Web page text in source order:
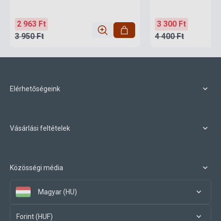
2 963 Ft
3 950 Ft
3 300 Ft
4 400 Ft
Elérhetőségeink
Vásárlási feltételek
Közösségi média
Magyar (HU)
Forint (HUF)